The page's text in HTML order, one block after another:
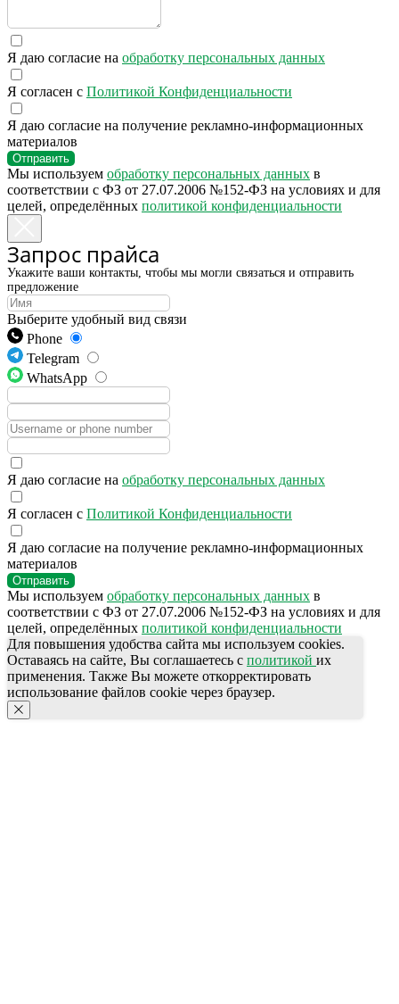
Я даю согласие на обработку персональных данных
Я согласен с Политикой Конфиденциальности
Я даю согласие на получение рекламно-информационных
материалов
Отправить
Мы используем обработку персональных данных в
соответствии с ФЗ от 27.07.2006 №152-ФЗ на условиях и для
целей, определённых политикой конфиденциальности
Запрос прайса
Укажите ваши контакты, чтобы мы могли связаться и отправить
предложение
Выберите удобный вид связи
Phone
Telegram
WhatsApp
Я даю согласие на обработку персональных данных
Я согласен с Политикой Конфиденциальности
Я даю согласие на получение рекламно-информационных
материалов
Отправить
Мы используем обработку персональных данных в
соответствии с ФЗ от 27.07.2006 №152-ФЗ на условиях и для
целей, определённых политикой конфиденциальности
Для повышения удобства сайта мы используем cookies.
Оставаясь на сайте, Вы соглашаетесь с политикой их
применения. Также Вы можете откорректировать
использование файлов cookie через браузер.